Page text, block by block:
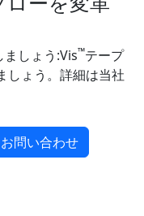
しょう:Vis™テープ
しょう。詳細は当社
お問い合わせ